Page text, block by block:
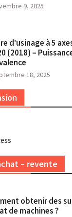
9, 2025
d’usinage à 5
(2018) –
18, 2025
– revente
obtenir des
de machines ?